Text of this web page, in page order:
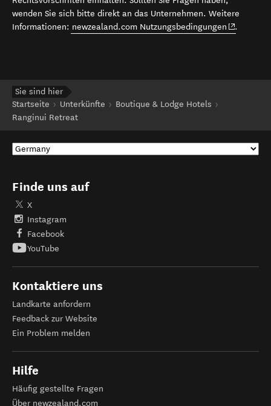
wenden Sie sich bitte direkt an das Unternehmen. Weitere
Informationen: newzealand.com Nutzungsbedingungen (opens in
.
Sie sind hier
Startseite
Unterkünfte
Boutique & Lodge Hotels
Ranginui Retreat
Finde uns auf
X
Instagram
Facebook
YouTube
Kontaktiere uns
Landkarte anfordern
Feedback zur Website
Ein Problem melden
Hilfe
Häufig gestellte Fragen
Über newzealand.com